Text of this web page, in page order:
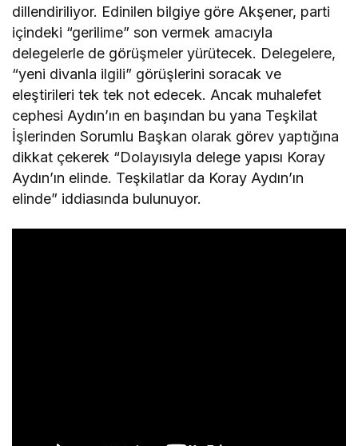
dillendiriliyor. Edinilen bilgiye göre Akşener, parti
içindeki “gerilime” son vermek amacıyla
delegelerle de görüşmeler yürütecek. Delegelere,
“yeni divanla ilgili” görüşlerini soracak ve
eleştirileri tek tek not edecek. Ancak muhalefet
cephesi Aydın’ın en başından bu yana Teşkilat
İşlerinden Sorumlu Başkan olarak görev yaptığına
dikkat çekerek “Dolayısıyla delege yapısı Koray
Aydın’ın elinde. Teşkilatlar da Koray Aydın’ın
elinde” iddiasında bulunuyor.